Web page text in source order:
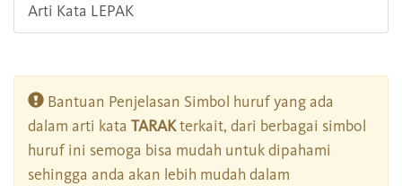
Arti Kata LEPAK
Bantuan Penjelasan Simbol huruf yang ada
dalam arti kata TARAKterkait, dari berbagai simbol
huruf ini semoga bisa mudah untuk dipahami
sehingga anda akan lebih mudah dalam